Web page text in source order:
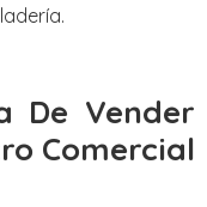
De Vender
Comercial